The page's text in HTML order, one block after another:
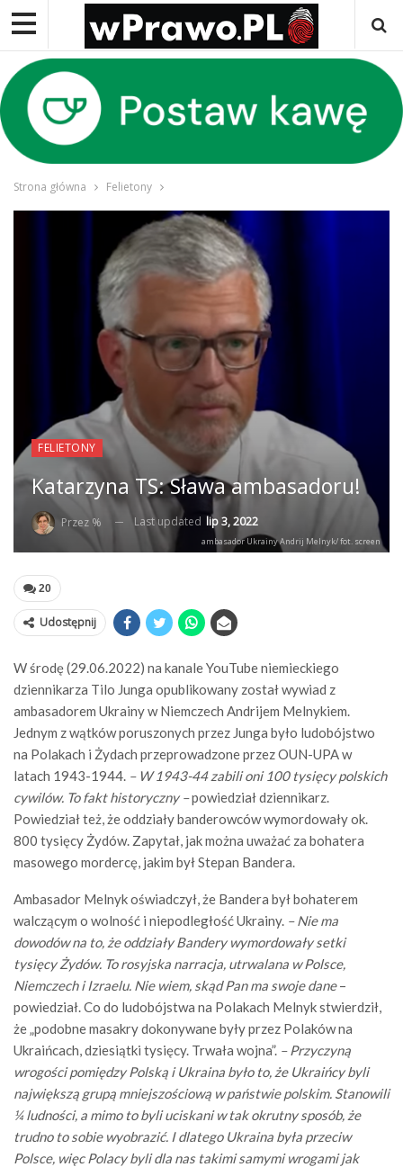
Strona główna Felietony
FELIETONY
Katarzyna TS: Sława ambasadoru!
Przez % Last updated lip 3, 2022
ambasador Ukrainy Andrij Melnyk/ fot. screen
20
Udostępnij
W środę (29.06.2022) na kanale YouTube niemieckiego
dziennikarza Tilo Junga opublikowany został wywiad z
ambasadorem Ukrainy w Niemczech Andrijem Melnykiem.
Jednym z wątków poruszonych przez Junga było ludobójstwo
na Polakach i Żydach przeprowadzone przez OUN-UPA w
latach 1943-1944. – W 1943-44 zabili oni 100 tysięcy polskich
cywilów. To fakt historyczny –powiedział dziennikarz.
Powiedział też, że oddziały banderowców wymordowały ok.
800 tysięcy Żydów. Zapytał, jak można uważać za bohatera
masowego mordercę, jakim był Stepan Bandera.
Ambasador Melnyk oświadczył, że Bandera był bohaterem
walczącym o wolność i niepodległość Ukrainy. – Nie ma
dowodów na to, że oddziały Bandery wymordowały setki
tysięcy Żydów. To rosyjska narracja, utrwalana w Polsce,
Niemczech i Izraelu. Nie wiem, skąd Pan ma swoje dane–
powiedział. Co do ludobójstwa na Polakach Melnyk stwierdził,
że „podobne masakry dokonywane były przez Polaków na
Ukraińcach, dziesiątki tysięcy. Trwała wojna”. – Przyczyną
wrogości pomiędzy Polską i Ukraina było to, że Ukraińcy byli
największą grupą mniejszościową w państwie polskim. Stanowili
¼ ludności, a mimo to byli uciskani w tak okrutny sposób, że
trudno to sobie wyobrazić. I dlatego Ukraina była przeciw
Polsce, więc Polacy byli dla nas takimi samymi wrogami jak